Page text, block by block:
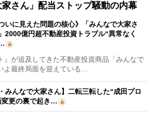
家さん」配当ストップ騒動の内幕
ついに見えた問題の核心》「みんなで大家さ
2000億円超不動産投資トラブル“異常なく
が追及してきた不動産投資商品「みんなで
よ最終局面を迎えている…
みんなで大家さん】二転三転した“成田プロ
変更の裏で起き…